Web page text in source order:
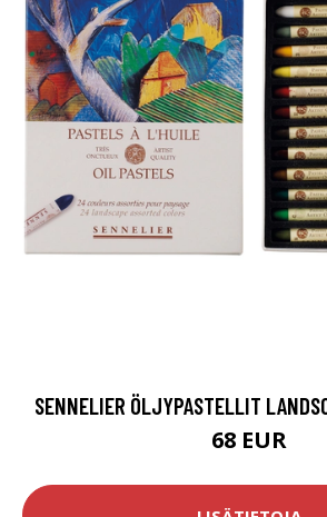
SENNELIER ÖLJYPASTELLIT
68 EUR